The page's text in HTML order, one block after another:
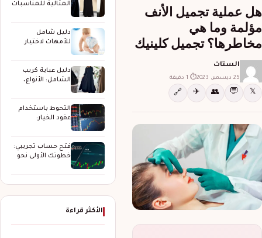
هل عملية تجميل الأنف
مؤلمة وما هي
مخاطرها؟ تجميل كلينيك
الستات
25 ديسمبر، 2023 ⏱ 1 دقيقة
𝕏
💬
👥
✈
🔗
المثالية للمناسبات
دليل شامل
للأمهات لاختيار
دليل عباية كريب
الشامل: الأنواع،
التحوط باستخدام
عقود الخيار:
وإدارة…
فتح حساب تجريبي:
خطوتك الأولى نحو
الأكثر قراءة